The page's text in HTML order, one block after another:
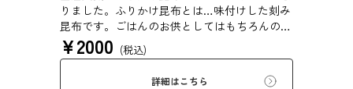
りました。ふりかけ昆布とは…味付けした刻み
昆布です。ごはんのお供としてはもちろんのこ
と、冷奴や卵焼きなど、様々なお料理にかけた
り入れたりして手軽に使用できます。
¥2000 (税込)
詳細はこちら